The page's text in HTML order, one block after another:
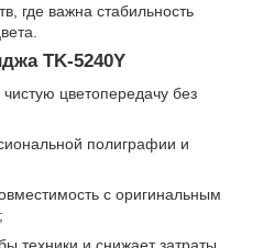
где важна стабильность
TK-5240Y
цветопередачу без
полиграфии и
с оригинальным